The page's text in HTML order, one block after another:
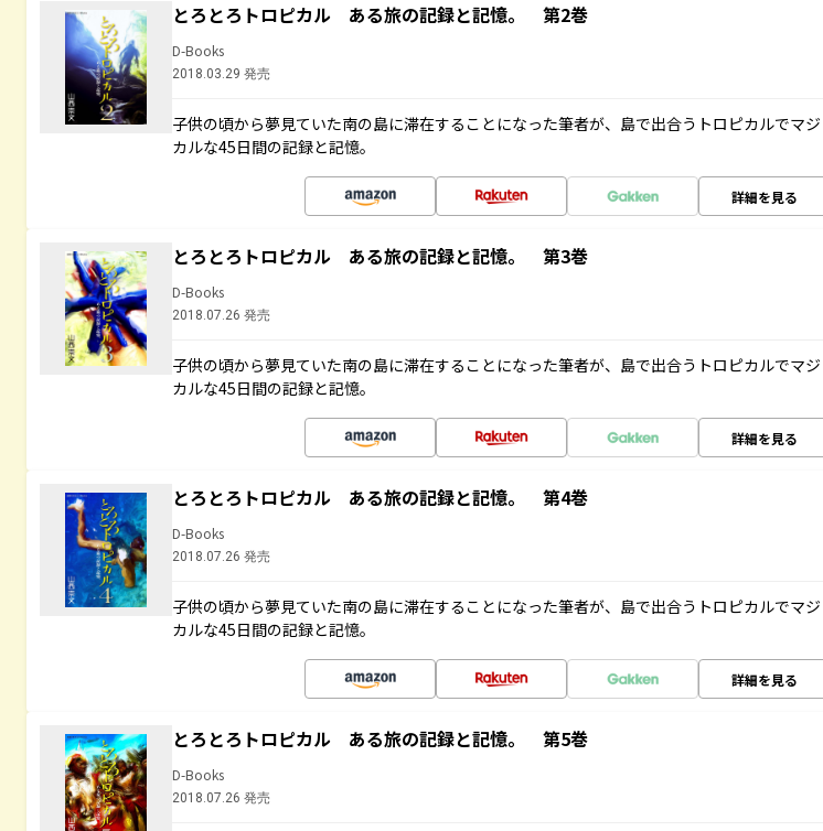
とろとろトロピカル ある旅の記録と記憶。 第2巻
D-Books
2018.03.29 発売
子供の頃から夢見ていた南の島に滞在することになった筆者が、島で出合うトロピカルでマジ
カルな45日間の記録と記憶。
詳細を見る
とろとろトロピカル ある旅の記録と記憶。 第3巻
D-Books
2018.07.26 発売
子供の頃から夢見ていた南の島に滞在することになった筆者が、島で出合うトロピカルでマジ
カルな45日間の記録と記憶。
詳細を見る
とろとろトロピカル ある旅の記録と記憶。 第4巻
D-Books
2018.07.26 発売
子供の頃から夢見ていた南の島に滞在することになった筆者が、島で出合うトロピカルでマジ
カルな45日間の記録と記憶。
詳細を見る
とろとろトロピカル ある旅の記録と記憶。 第5巻
D-Books
2018.07.26 発売